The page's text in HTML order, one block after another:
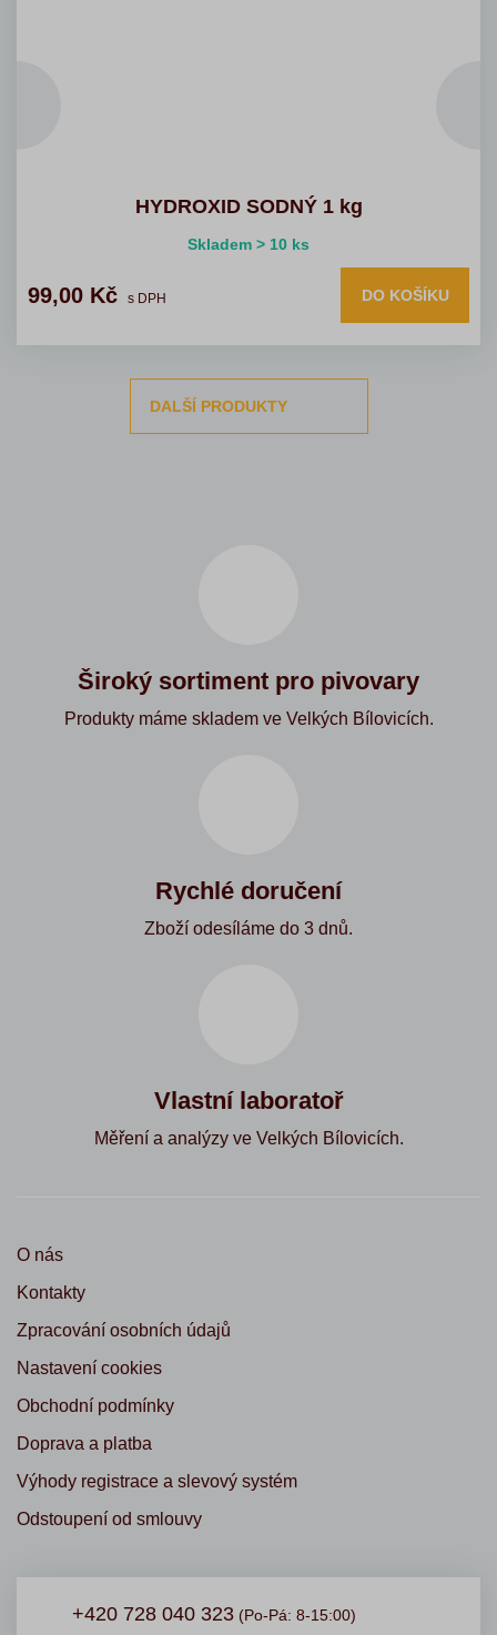
HYDROXID SODNÝ 1 kg
Skladem > 10 ks
99,00 Kč s DPH DO KOŠÍKU
DALŠÍ PRODUKTY
Široký sortiment pro pivovary
Produkty máme skladem ve Velkých Bílovicích.
Rychlé doručení
Zboží odesíláme do 3 dnů.
Vlastní laboratoř
Měření a analýzy ve Velkých Bílovicích.
O nás
Kontakty
Zpracování osobních údajů
Nastavení cookies
Obchodní podmínky
Doprava a platba
Výhody registrace a slevový systém
Odstoupení od smlouvy
+420 728 040 323 (Po-Pá: 8-15:00)